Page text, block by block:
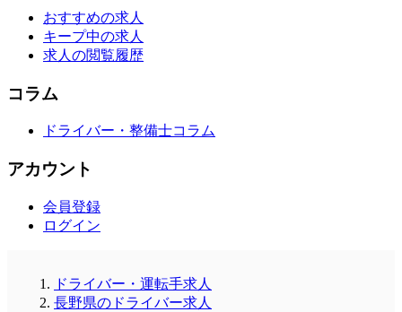
おすすめの求人
キープ中の求人
求人の閲覧履歴
コラム
ドライバー・整備士コラム
アカウント
会員登録
ログイン
ドライバー・運転手求人
長野県のドライバー求人